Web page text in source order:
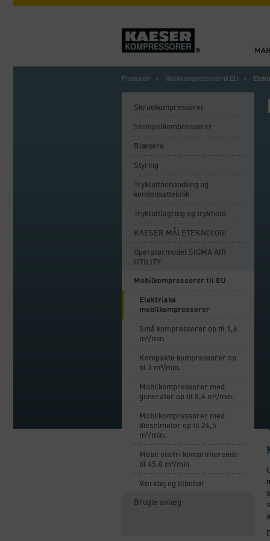
Produkter Mobilkompressorer til EU
Skruekompressorer
Stempelkompressorer
Blæsere
Styring
Trykluftbehandling og
kondensatteknik
Trykluftlagring og trykhold
KAESER MÅLETEKNOLOGI
Operatørmodel SIGMA AIR
UTILITY
Mobilkompressorer til EU
Elektriske
mobilkompressorer
Små kompressorer op til 1,6
m³/min
Kompakte kompressorer op
til 3 m³/min.
Mobilkompressorer med
generator op til 8,4 m³/min.
Mobilkompressorer med
dieselmotor op til 26,5
m³/min.
Mobil oliefri komprimerende
til 45,8 m³/min
Værktøj og tilbehør
Brugte anlæg